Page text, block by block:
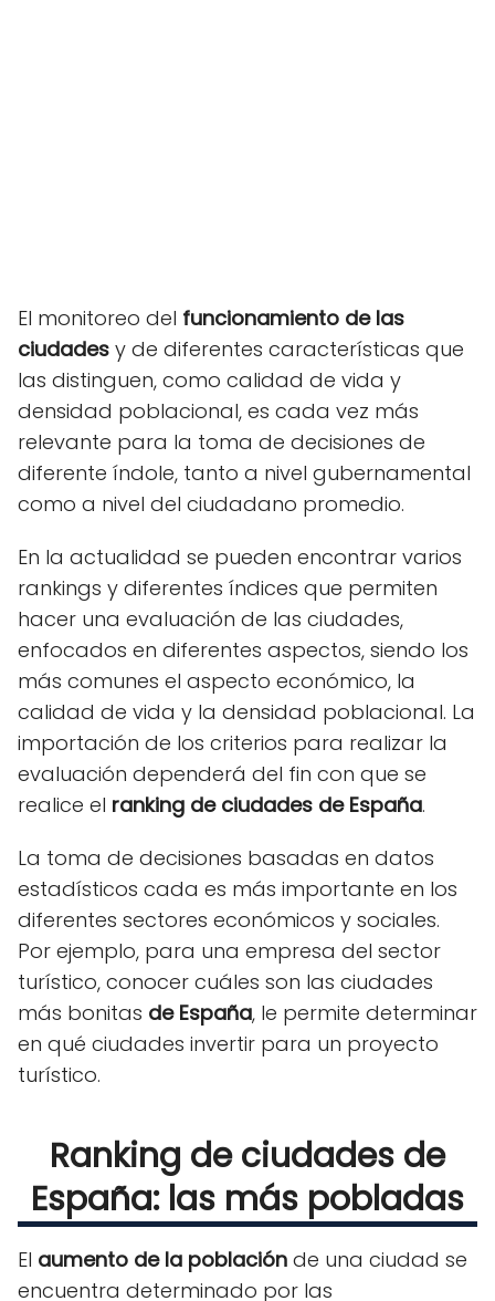
El monitoreo del funcionamiento de las
ciudades y de diferentes características que
las distinguen, como calidad de vida y
densidad poblacional, es cada vez más
relevante para la toma de decisiones de
diferente índole, tanto a nivel gubernamental
como a nivel del ciudadano promedio.
En la actualidad se pueden encontrar varios
rankings y diferentes índices que permiten
hacer una evaluación de las ciudades,
enfocados en diferentes aspectos, siendo los
más comunes el aspecto económico, la
calidad de vida y la densidad poblacional. La
importación de los criterios para realizar la
evaluación dependerá del fin con que se
realice el ranking de ciudades de España.
La toma de decisiones basadas en datos
estadísticos cada es más importante en los
diferentes sectores económicos y sociales.
Por ejemplo, para una empresa del sector
turístico, conocer cuáles son las ciudades
más bonitas de España, le permite determinar
en qué ciudades invertir para un proyecto
turístico.
Ranking de ciudades de
España: las más pobladas
El aumento de la población de una ciudad se
encuentra determinado por las